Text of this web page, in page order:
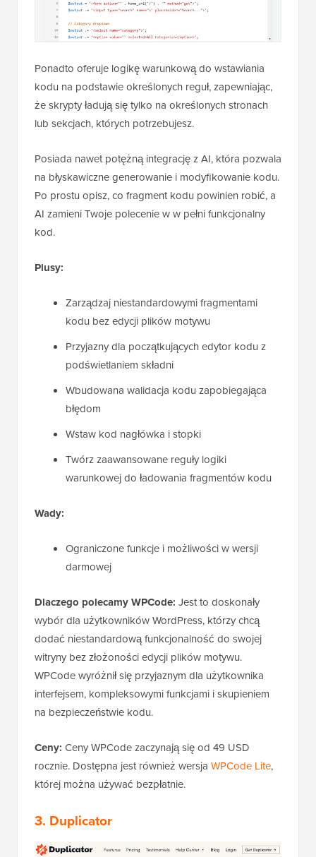
Ponadto oferuje logikę warunkową do wstawiania
kodu na podstawie określonych reguł, zapewniając,
że skrypty ładują się tylko na określonych stronach
lub sekcjach, których potrzebujesz.
Posiada nawet potężną integrację z AI, która pozwala
na błyskawiczne generowanie i modyfikowanie kodu.
Po prostu opisz, co fragment kodu powinien robić, a
AI zamieni Twoje polecenie w w pełni funkcjonalny
kod.
Plusy:
Zarządzaj niestandardowymi fragmentami
kodu bez edycji plików motywu
Przyjazny dla początkujących edytor kodu z
podświetlaniem składni
Wbudowana walidacja kodu zapobiegająca
błędom
Wstaw kod nagłówka i stopki
Twórz zaawansowane reguły logiki
warunkowej do ładowania fragmentów kodu
Wady:
Ograniczone funkcje i możliwości w wersji
darmowej
Dlaczego polecamy WPCode: Jest to doskonały
wybór dla użytkowników WordPress, którzy chcą
dodać niestandardową funkcjonalność do swojej
witryny bez złożoności edycji plików motywu.
WPCode wyróżnił się przyjaznym dla użytkownika
interfejsem, kompleksowymi funkcjami i skupieniem
na bezpieczeństwie kodu.
Ceny: Ceny WPCode zaczynają się od 49 USD
rocznie. Dostępna jest również wersja WPCode Lite,
której można używać bezpłatnie.
3. Duplicator